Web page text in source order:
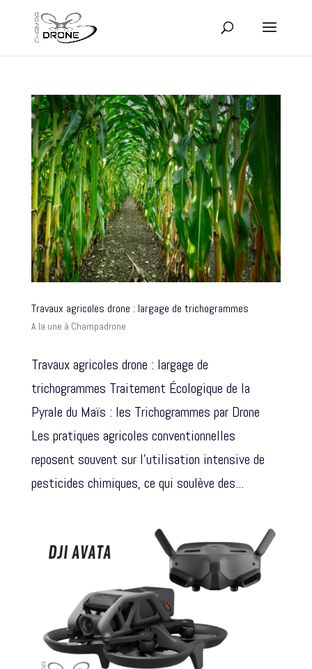
Travaux agricoles drone : largage de trichogrammes
A la une à Champadrone
Travaux agricoles drone : largage de
trichogrammes Traitement Écologique de la
Pyrale du Maïs : les Trichogrammes par Drone
Les pratiques agricoles conventionnelles
reposent souvent sur l’utilisation intensive de
pesticides chimiques, ce qui soulève des...